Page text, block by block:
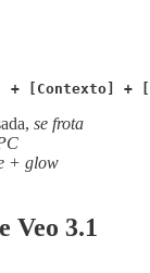
+ [Contexto] +
se frota
+ glow
Veo 3.1